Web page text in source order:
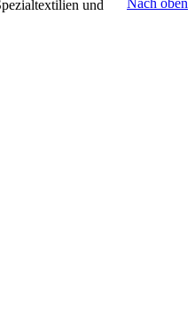
Nach oben
und